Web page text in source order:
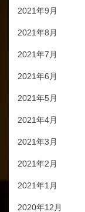
2021年9月
2021年8月
2021年7月
2021年6月
2021年5月
2021年4月
2021年3月
2021年2月
2021年1月
2020年12月